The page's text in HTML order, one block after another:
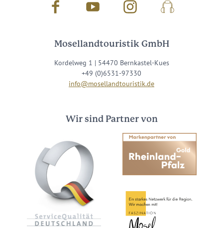
Facebook Youtube InstagramPodcast
Mosellandtouristik GmbH
Kordelweg 1 | 54470 Bernkastel-Kues
+49 (0)6531-97330
info@mosellandtouristik.de
Wir sind Partner von